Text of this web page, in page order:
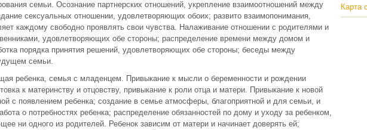
семьи. Осознание партнерских отношений, укрепление взаимоотношений между
сексуальных отношении, удовлетворяющих обоих; развито взаимопонимания,
каждому свободно проявлять свои чувства. Налаживание отношении с родителями и
удовлетворяющих обе стороны; распределение времени между домом и
порядка принятия решений, удовлетворяющих обе стороны; беседы между
семьи.
ребенка, семья с младенцем. Привыкание к мысли о беременности и рождении
к материнству и отцовству, привыкание к роли отца и матери. Привыкание к новой
с появлением ребенка; создание в семье атмосферы, благоприятной и для семьи, и
о потребностях ребенка; распределение обязанностей по дому и уходу за ребенком,
ни одного из родителей. Ребенок зависим от матери и начинает доверять ей;
Карта